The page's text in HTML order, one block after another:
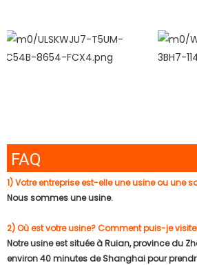
FAQ
1) Votre entreprise est-elle une usine ou une
Nous sommes une usine.
2) Où est votre usine? Comment puis-je
Notre usine est située à Ruian, province du
environ 40 minutes de Shanghai pour